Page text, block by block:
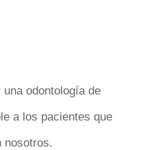
odontología de
a los pacientes que
nosotros.